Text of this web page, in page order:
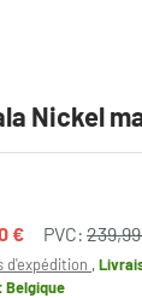
Nickel
€ PVC:
d'expédition ,
Belgique